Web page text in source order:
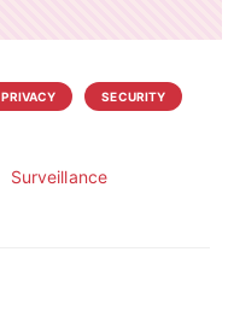
PRIVACY SECURITY
Surveillance